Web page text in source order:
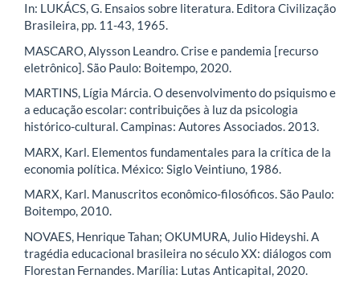
In: LUKÁCS, G. Ensaios sobre literatura. Editora Civilização
Brasileira, pp. 11-43, 1965.
MASCARO, Alysson Leandro. Crise e pandemia [recurso
eletrônico]. São Paulo: Boitempo, 2020.
MARTINS, Lígia Márcia. O desenvolvimento do psiquismo e
a educação escolar: contribuições à luz da psicologia
histórico-cultural. Campinas: Autores Associados. 2013.
MARX, Karl. Elementos fundamentales para la crítica de la
economia política. México: Siglo Veintiuno, 1986.
MARX, Karl. Manuscritos econômico-filosóficos. São Paulo:
Boitempo, 2010.
NOVAES, Henrique Tahan; OKUMURA, Julio Hideyshi. A
tragédia educacional brasileira no século XX: diálogos com
Florestan Fernandes. Marília: Lutas Anticapital, 2020.